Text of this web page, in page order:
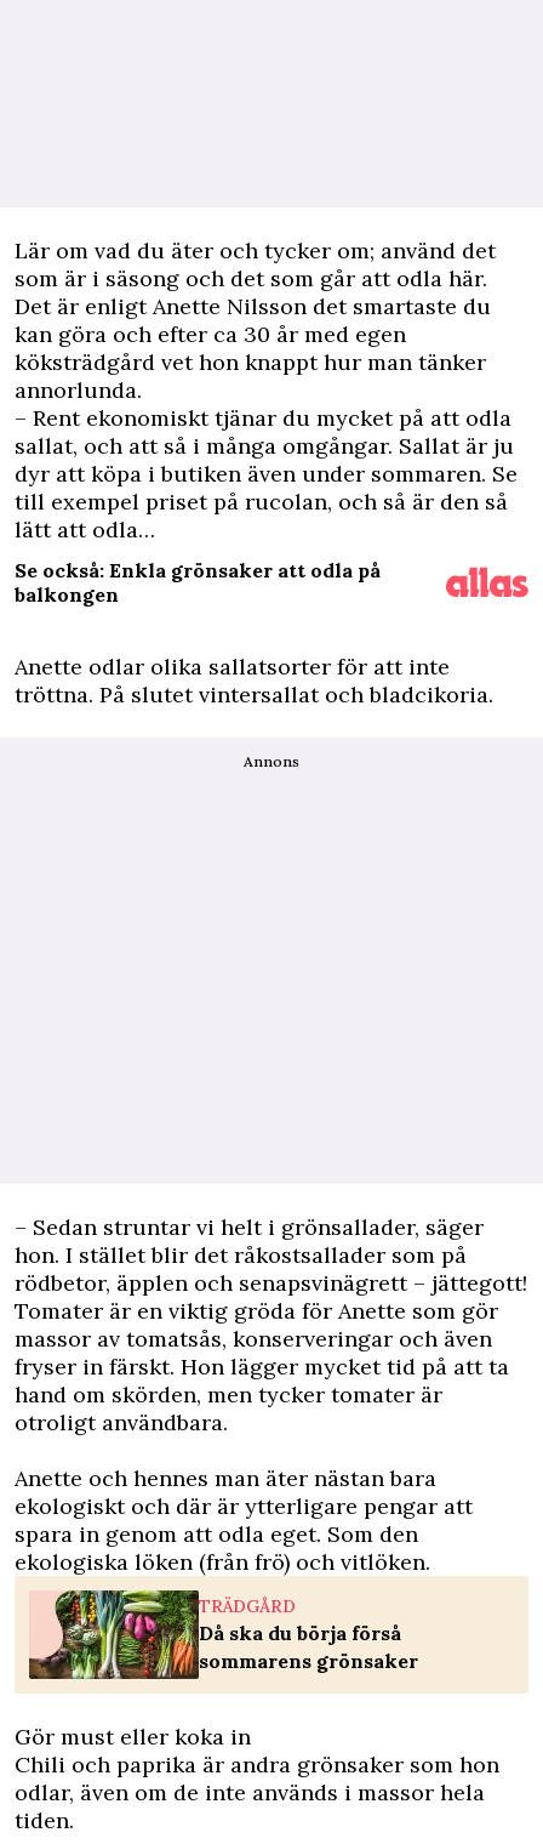
Lär om vad du äter och tycker om; använd det
som är i säsong och det som går att odla här.
Det är enligt Anette Nilsson det smartaste du
kan göra och efter ca 30 år med egen
köksträdgård vet hon knappt hur man tänker
annorlunda.
– Rent ekonomiskt tjänar du mycket på att odla
sallat, och att så i många omgångar. Sallat är ju
dyr att köpa i butiken även under sommaren. Se
till exempel priset på rucolan, och så är den så
lätt att odla…
Se också: Enkla grönsaker att odla på
balkongen
Anette odlar olika sallatsorter för att inte
tröttna. På slutet vintersallat och bladcikoria.
Annons
– Sedan struntar vi helt i grönsallader, säger
hon. I stället blir det råkostsallader som på
rödbetor, äpplen och senapsvinägrett – jättegott!
Tomater är en viktig gröda för Anette som gör
massor av tomatsås, konserveringar och även
fryser in färskt. Hon lägger mycket tid på att ta
hand om skörden, men tycker tomater är
otroligt användbara.
Anette och hennes man äter nästan bara
ekologiskt och där är ytterligare pengar att
spara in genom att odla eget. Som den
ekologiska löken (från frö) och vitlöken.
TRÄDGÅRD
Då ska du börja förså
sommarens grönsaker
Gör must eller koka in
Chili och paprika är andra grönsaker som hon
odlar, även om de inte används i massor hela
tiden.